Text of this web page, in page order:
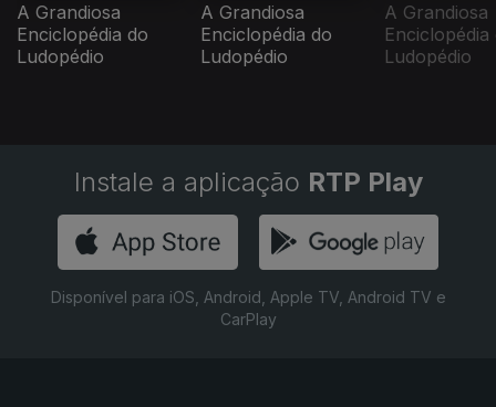
A Grandiosa
Enciclopédia do
Ludopédio
A Grandiosa
Enciclopédia do
Ludopédio
A Grandiosa
Enciclopédia
Ludopédio
Instale a aplicação RTP Play
Disponível para iOS, Android, Apple TV, Android TV e
CarPlay